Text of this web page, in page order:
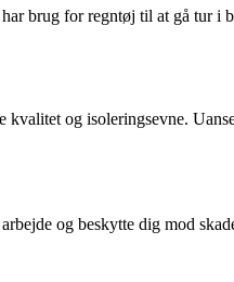
brug for regntøj til at gå tur i
og isoleringsevne.
og beskytte dig mod